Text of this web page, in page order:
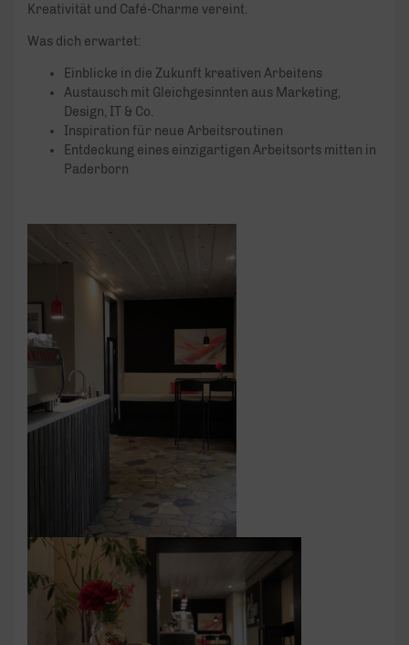
Kreativität und Café-Charme vereint.
Was dich erwartet:
Einblicke in die Zukunft kreativen Arbeitens
Austausch mit Gleichgesinnten aus Marketing,
Design, IT & Co.
Inspiration für neue Arbeitsroutinen
Entdeckung eines einzigartigen Arbeitsorts mitten in
Paderborn